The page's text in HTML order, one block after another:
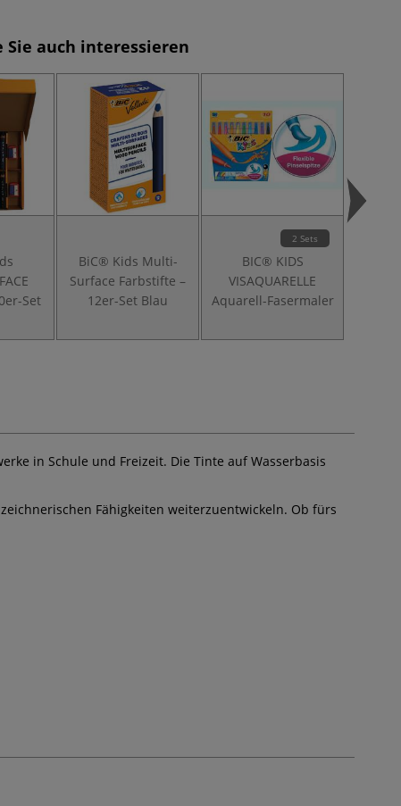
Sie auch interessieren
Set
BiC® Kids Multi-
Surface Farbstifte –
12er-Set Blau
2 Sets
BIC® KIDS
VISAQUARELLE
Aquarell-Fasermaler
in Schule und Freizeit. Die Tinte auf Wasserbasis
Fähigkeiten weiterzuentwickeln. Ob fürs